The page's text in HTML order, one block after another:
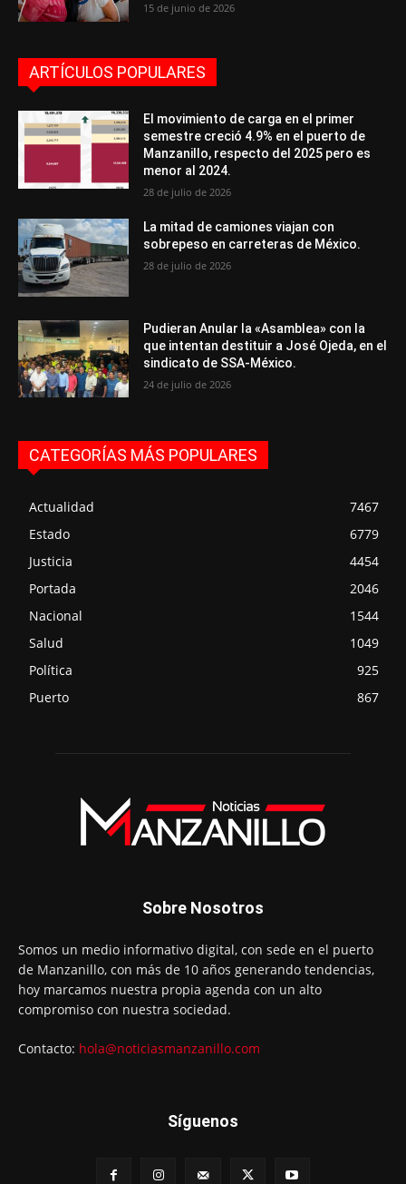
15 de junio de 2026
ARTÍCULOS POPULARES
El movimiento de carga en el primer
semestre creció 4.9% en el puerto de
Manzanillo, respecto del 2025 pero es
menor al 2024.
28 de julio de 2026
La mitad de camiones viajan con
sobrepeso en carreteras de México.
28 de julio de 2026
Pudieran Anular la «Asamblea» con la
que intentan destituir a José Ojeda, en el
sindicato de SSA-México.
24 de julio de 2026
CATEGORÍAS MÁS POPULARES
Actualidad
7467
Estado
6779
Justicia
4454
Portada
2046
Nacional
1544
Salud
1049
Política
925
Puerto
867
Sobre Nosotros
Somos un medio informativo digital, con sede en el puerto
de Manzanillo, con más de 10 años generando tendencias,
hoy marcamos nuestra propia agenda con un alto
compromiso con nuestra sociedad.
Contacto: hola@noticiasmanzanillo.com
Síguenos